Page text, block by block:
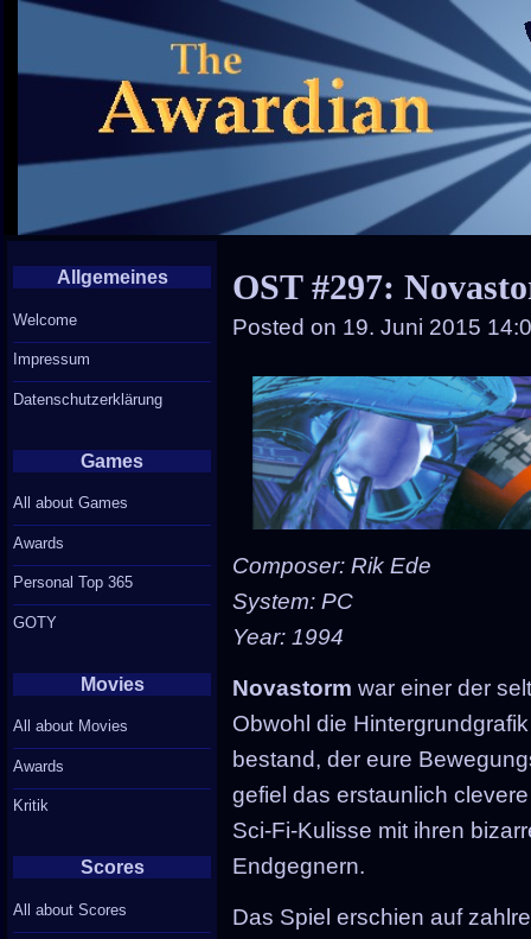
OST #297:
Posted on 19. Juni 2015
Composer: Rik Ede
System: PC
Year: 1994
Novastorm war einer der
Obwohl die
bestand, der eure
gefiel das erstaunlich
Sci-Fi-Kulisse mit ihren
Endgegnern.
Das Spiel erschien auf
Allgemeines
Welcome
Impressum
Datenschutzerklärung
Games
All about Games
Awards
Personal Top 365
GOTY
Movies
All about Movies
Awards
Kritik
Scores
All about Scores